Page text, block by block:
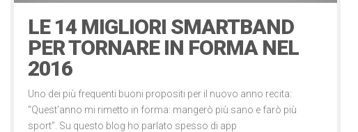
LE 14 MIGLIORI SMARTBAND
PER TORNARE IN FORMA NEL
2016
Uno dei più frequenti buoni propositi per il nuovo anno recita:
“Quest’anno mi rimetto in forma: mangerò più sano e farò più
sport”. Su questo blog ho parlato spesso di app